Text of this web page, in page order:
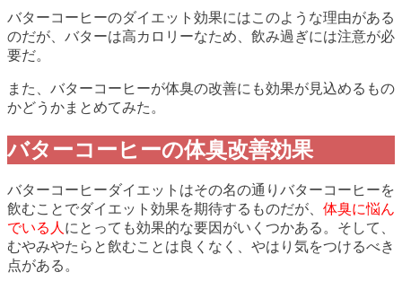
バターコーヒーのダイエット効果にはこのような理由がある
のだが、バターは高カロリーなため、飲み過ぎには注意が必
要だ。
また、バターコーヒーが体臭の改善にも効果が見込めるもの
かどうかまとめてみた。
バターコーヒーの体臭改善効果
バターコーヒーダイエットはその名の通りバターコーヒーを
飲むことでダイエット効果を期待するものだが、 体臭に悩ん
でいる人にとっても効果的な要因がいくつかある。そして、
むやみやたらと飲むことは良くなく、やはり気をつけるべき
点がある。